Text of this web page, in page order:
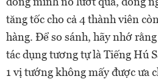
tăng tốc cho cả 4 thành viên
hàng. Để so sánh, hãy nhớ
tác dụng tương tự là Tiếng Hú
1 vị tướng không mấy được ưa